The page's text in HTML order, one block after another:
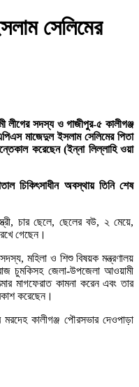
সেলিমের
লীগের সদস্য ও গাজীপুর-৫ কালীগঞ্জ
মাজেদুল ইসলাম সেলিমের পিতা
করেছেন (ইন্না লিল্লাহি ওয়া
চিকিৎসাধীন অবস্থায় তিনি শেষ
চার ছেলে, ছেলের বউ, ২ মেয়ে,
গেছেন।
মহিলা ও শিশু বিষয়ক মন্ত্রণালয়
চুমকিসহ জেলা-উপজেলা আওয়ামী
মাগফেরাত কামনা করেন এবং তার
করেছেন।
মরদেহ কালীগঞ্জ পৌরসভার দেওপাড়া